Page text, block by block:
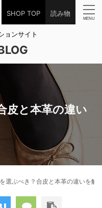
SHOP TOP 読み物
ョンサイト
皮と本革の違い
選ぶべき？合皮と本革の違いを解